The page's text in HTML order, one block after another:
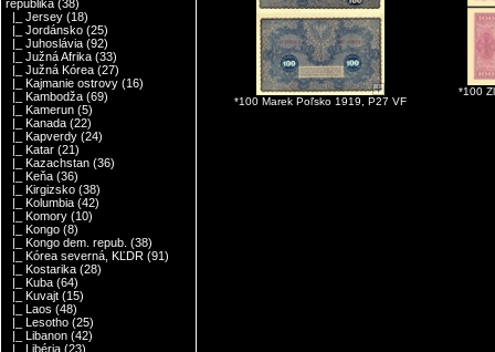
republika (38)
|_ Jersey (18)
|_ Jordánsko (25)
|_ Juhoslávia (92)
|_ Južná Afrika (33)
|_ Južná Kórea (27)
|_ Kajmanie ostrovy (16)
|_ Kambodža (69)
|_ Kamerun (5)
|_ Kanada (22)
|_ Kapverdy (24)
|_ Katar (21)
|_ Kazachstan (36)
|_ Keňa (36)
|_ Kirgizsko (38)
|_ Kolumbia (42)
|_ Komory (10)
|_ Kongo (8)
|_ Kongo dem. repub. (38)
|_ Kórea severná, KĽDR (91)
|_ Kostarika (28)
|_ Kuba (64)
|_ Kuvajt (15)
|_ Laos (48)
|_ Lesotho (25)
|_ Libanon (42)
|_ Libéria (23)
*100 Marek Poľsko 1919, P27 VF
*100